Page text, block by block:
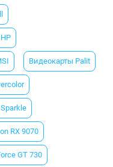
Видеокарты Palit
RX 9070
GT 730